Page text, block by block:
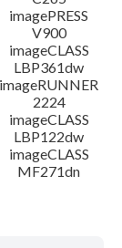
imagePRESS
V900
imageCLASS
LBP361dw
imageRUNNER
2224
imageCLASS
LBP122dw
imageCLASS
MF271dn